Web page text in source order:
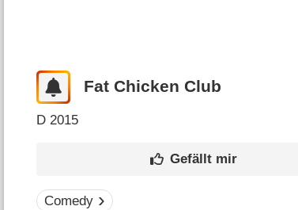
Fat Chicken Club
D 2015
Comedy